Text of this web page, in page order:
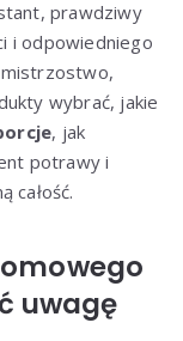
prawdziwy
i odpowiedniego
mistrzostwo,
wybrać, jakie
, jak
potrawy i
całość.
uwagę